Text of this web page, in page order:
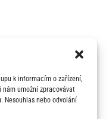
k informacím o zařízení,
umožní zpracovávat
Nesouhlas nebo odvolání